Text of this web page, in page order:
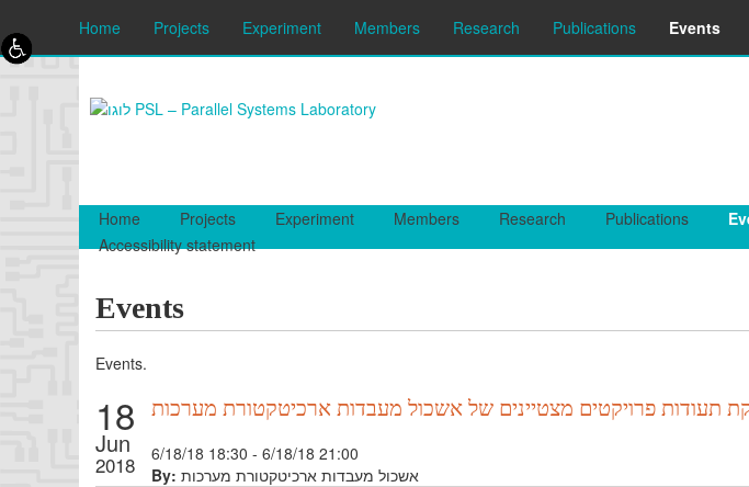
Home Projects Experiment Members Research Publications Events
Home Projects Experiment Members Research Publications
Accessibility statement
Events
Events.
18
Jun
2018
תעודות פרויקטים מצטיינים של אשכול מעבדות ארכיטקטורת מערכות
6/18/18 18:30 - 6/18/18 21:00
By: אשכול מעבדות ארכיטקטורת מערכות